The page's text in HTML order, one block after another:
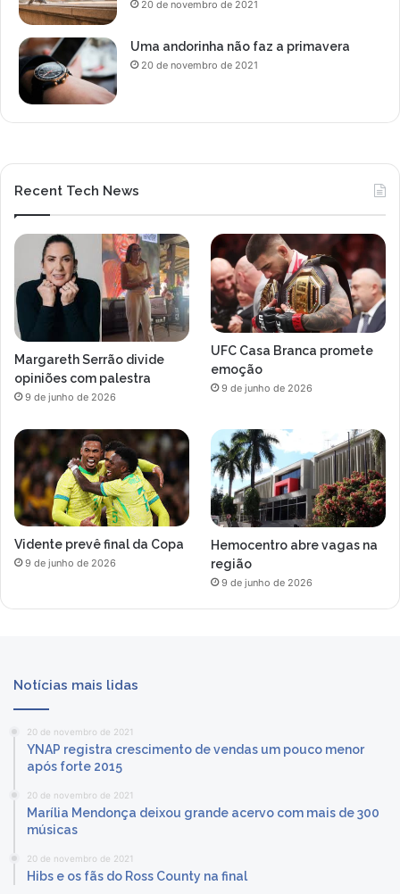
20 de novembro de 2021
Uma andorinha não faz a primavera
20 de novembro de 2021
Recent Tech News
Margareth Serrão divide
opiniões com palestra
9 de junho de 2026
UFC Casa Branca promete
emoção
9 de junho de 2026
Vidente prevê final da Copa
9 de junho de 2026
Hemocentro abre vagas na
região
9 de junho de 2026
Notícias mais lidas
20 de novembro de 2021
YNAP registra crescimento de vendas um pouco menor
após forte 2015
20 de novembro de 2021
Marília Mendonça deixou grande acervo com mais de 300
músicas
20 de novembro de 2021
Hibs e os fãs do Ross County na final